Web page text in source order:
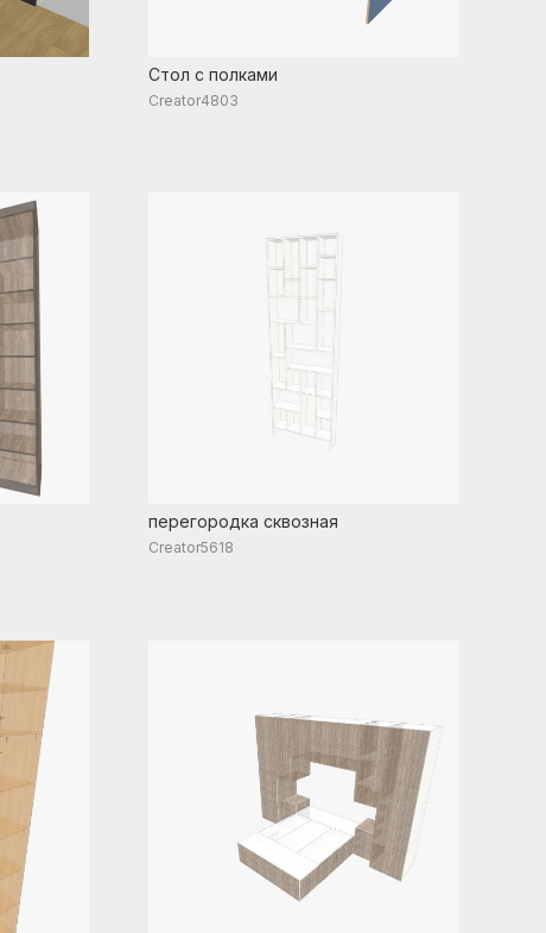
Стол с полками
Creator4803
перегородка сквозная
Creator5618